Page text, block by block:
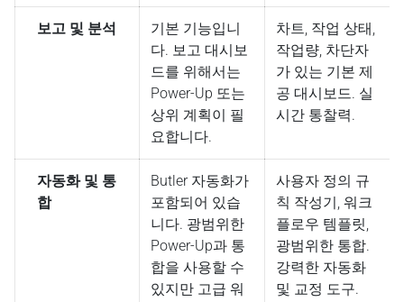
보고 및 분석
기본 기능입니
다. 보고 대시보
드를 위해서는
Power-Up 또는
상위 계획이 필
요합니다.
차트, 작업 상태,
작업량, 차단자
가 있는 기본 제
공 대시보드. 실
시간 통찰력.
자동화 및 통
합
Butler 자동화가
포함되어 있습
니다. 광범위한
Power-Up과 통
합을 사용할 수
있지만 고급 워
사용자 정의 규
칙 작성기, 워크
플로우 템플릿,
광범위한 통합.
강력한 자동화
및 교정 도구.